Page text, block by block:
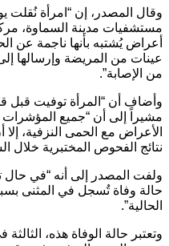
وقال المصدر، إن “امرأة
مستشفيات مدينة السماوة،
أعراض يُشتبه بأنها ناجمة عن
عينات من المريضة وإرسالها
من الإصابة”.
وأضاف أن “المرأة توفيت قبل
مشيراً إلى أن “جميع المؤشرات
الأعراض مع الحمى النزفية، إلا
نتائج الفحوص المختبرية خلال
ولفت المصدر إلى أنه “في حال
حالة وفاة تُسجل في المثنى
الحالية”.
وتعتبر حالة الوفاة هذه،